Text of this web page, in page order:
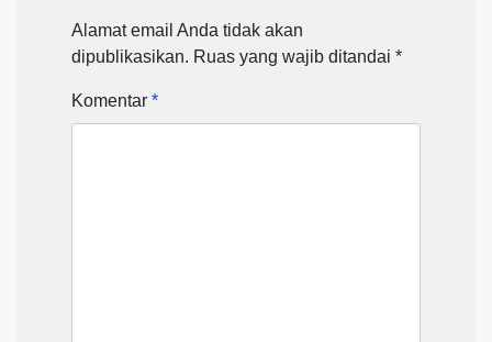
Alamat email Anda tidak akan
dipublikasikan. Ruas yang wajib ditandai *
Komentar *